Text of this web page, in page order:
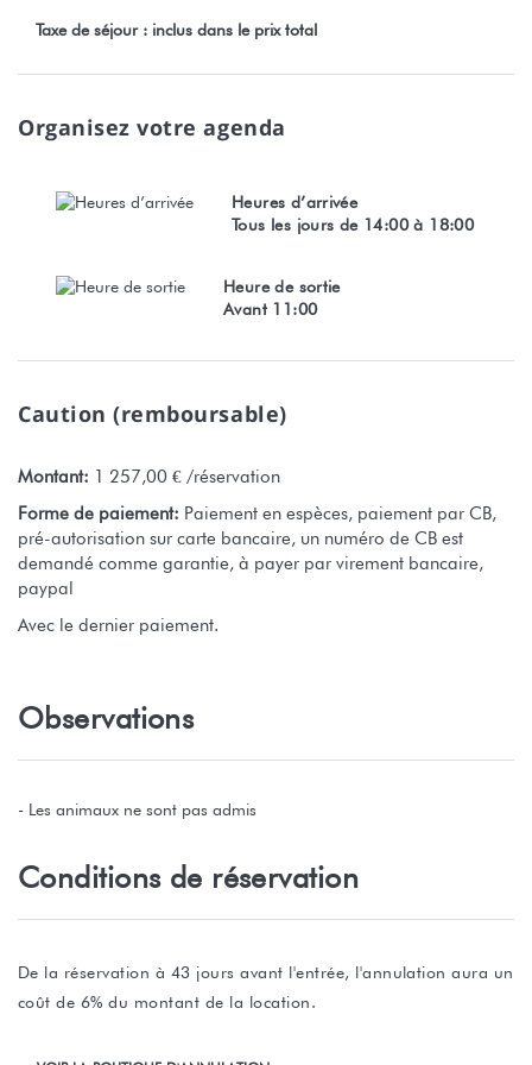
Taxe de séjour : inclus dans le prix total
Organisez votre agenda
Heures d’arrivée
Tous les jours de 14:00 à 18:00
Heure de sortie
Avant 11:00
Caution (remboursable)
Montant: 1 257,00 € /réservation
Forme de paiement: Paiement en espèces, paiement par CB,
pré-autorisation sur carte bancaire, un numéro de CB est
demandé comme garantie, à payer par virement bancaire,
paypal
Avec le dernier paiement.
Observations
- Les animaux ne sont pas admis
Conditions de réservation
De la réservation à 43 jours avant l'entrée, l'annulation aura un
coût de 6% du montant de la location.